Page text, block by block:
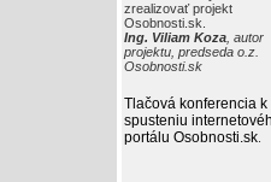
zrealizovať projekt
Osobnosti.sk.
Ing. Viliam Koza , autor
projektu, predseda o.z.
Osobnosti.sk
Tlačová konferencia k
spusteniu
portálu Osobnosti.sk